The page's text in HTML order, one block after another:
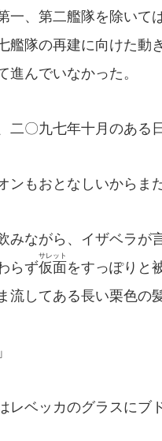
一、第二艦隊を除いて
艦隊の再建に向けた動
進んでいなかった。
〇九七年十月のある
ンもおとなしいからま
みながら、イザベラが
らず仮面
サレット
をすっぽりと
流してある長い栗色の
ベッカのグラスにブ